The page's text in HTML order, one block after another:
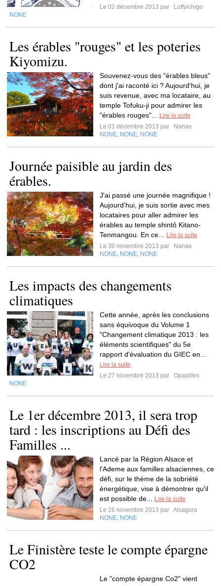
Le 02 décembre 2013 par
Luffyichigo
NONE
Les érables "rouges" et les poteries
Kiyomizu.
Souvenez-vous des "érables bleus"
dont j'ai raconté ici ? Aujourd'hui, je
suis revenue, avec ma locataire, au
temple Tofuku-ji pour admirer les
"érables rouges"...
Lire la suite
Le 01 décembre 2013 par
Nanae
NONE NONE NONE
Journée paisible au jardin des
érables.
J'ai passé une journée magnifique !
Aujourd'hui, je suis sortie avec mes
locataires pour aller admirer les
érables au temple shintô Kitano-
Tenmangou. En ce...
Lire la suite
Le 30 novembre 2013 par
Nanae
NONE NONE NONE
Les impacts des changements
climatiques
Cette année, après les conclusions
sans équivoque du Volume 1
"Changement climatique 2013 : les
éléments scientifiques" du 5e
rapport d'évaluation du GIEC en...
Lire la suite
Le 27 novembre 2013 par
Opapilles
NONE
Le 1er décembre 2013, il sera trop
tard : les inscriptions au Défi des
Familles ...
Lancé par la Région Alsace et
l'Ademe aux familles alsaciennes, ce
défi, sur le thème de la sobriété
énergétique, vise à démontrer qu'il
est possible de...
Lire la suite
Le 26 novembre 2013 par Alsagora
NONE NONE
Le Finistère teste le compte épargne
CO2
Le "compte épargne Co2" vient